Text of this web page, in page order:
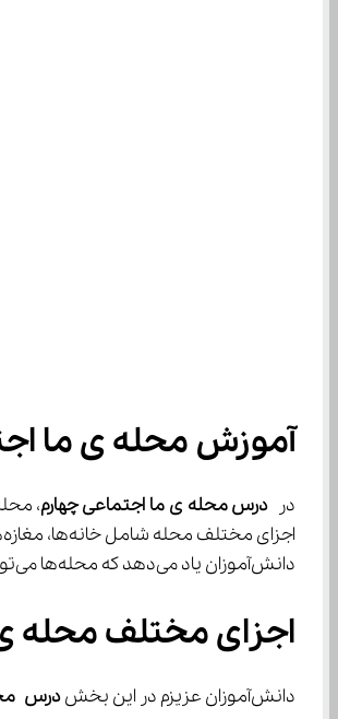
آموزش محله‌ ی ما اجتماعی چهارم
در درس محله‌ ی ما اجتماعی چهارم
اجزای مختلف محله شامل خانه‌ها، مغازه‌ها، مدارس و فضاهای مشترک است. محله جایی است که فعالیت‌های روزانه مردم در آن جریان دارد.
دانش‌آموزان یاد می‌دهد که محله‌ها می‌توانند متفاوت باشند؛ برخی بزرگ‌تر و برخی کوچک‌تر، با امکاناتی مختلف.
اجزای مختلف محله
دانش‌آموزان عزیزم در این بخش درس محله‌ ی ما